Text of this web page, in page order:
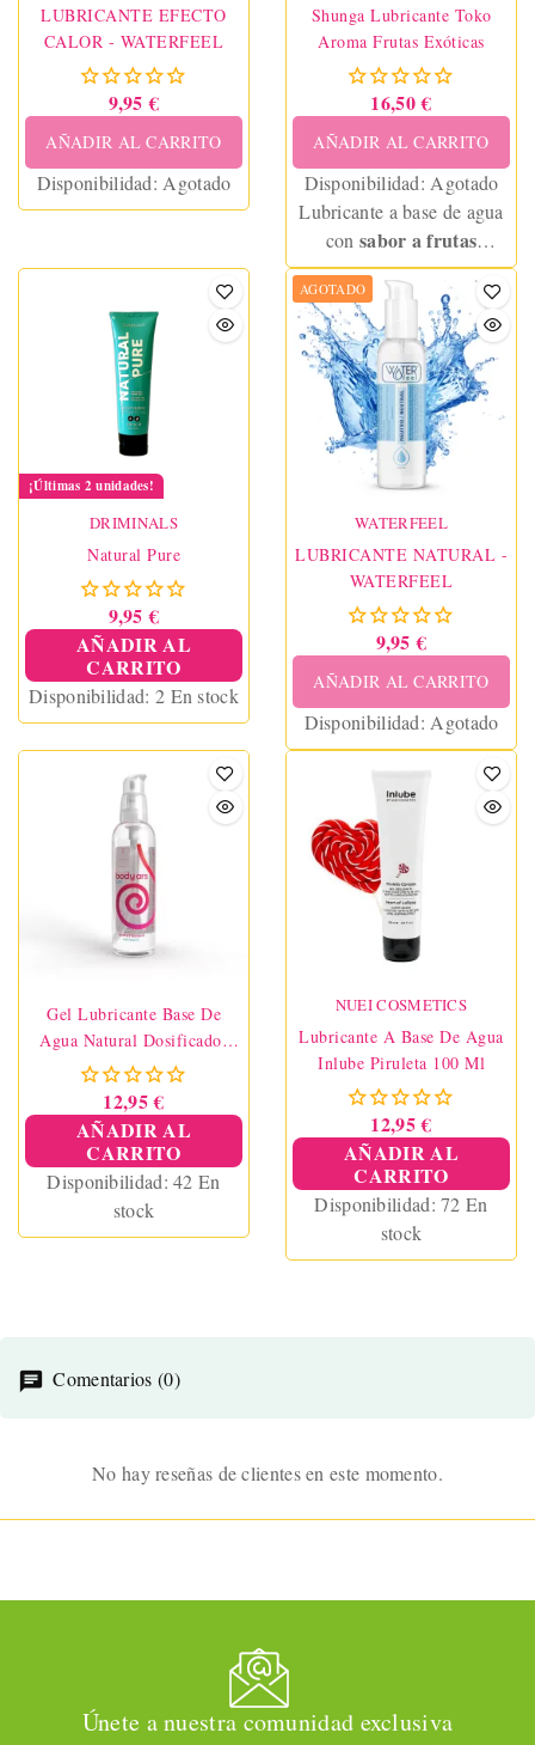
LUBRICANTE EFECTO
CALOR - WATERFEEL
9,95 €
AÑADIR AL CARRITO
Disponibilidad: Agotado
Shunga Lubricante Toko
Aroma Frutas Exóticas
16,50 €
AÑADIR AL CARRITO
Disponibilidad: Agotado
Lubricante a base de agua
con sabor a frutas
exóticas.Textura sedosa,
hidratante y compatible
con juguetes.
¡Últimas 2 unidades!
DRIMINALS
Natural Pure
9,95 €
AÑADIR AL
CARRITO
Disponibilidad: 2 En stock
AGOTADO
WATERFEEL
LUBRICANTE NATURAL -
WATERFEEL
9,95 €
AÑADIR AL CARRITO
Disponibilidad: Agotado
Gel Lubricante Base De
Agua Natural Dosificador
150 Ml
12,95 €
AÑADIR AL
CARRITO
Disponibilidad:42 En
stock
NUEI COSMETICS
Lubricante A Base De Agua
Inlube Piruleta 100 Ml
12,95 €
AÑADIR AL
CARRITO
Disponibilidad:72 En
stock
Comentarios (0)
No hay reseñas de clientes en este momento.
Únete a nuestra comunidad exclusiva